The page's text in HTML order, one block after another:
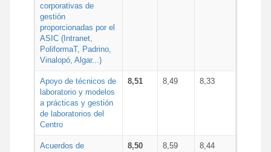
corporativas de
gestión
proporcionadas por el
ASIC (Intranet,
PoliformaT, Padrino,
Vinalopó, Algar...)
Apoyo de técnicos de
laboratorio y modelos
a prácticas y gestión
de laboratorios del
Centro
8,51 8,49 8,33
Acuerdos de
8,50 8,59 8,44